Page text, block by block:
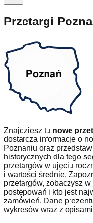
Przetargi
Znajdziesz tu nowe
dostarcza informacje o
Poznaniu oraz
historycznych dla tego
przetargów w ujęciu
i wartości średnie.
przetargów, zobaczysz
postępowań i kto jest
zamówień. Dane
wykresów wraz z